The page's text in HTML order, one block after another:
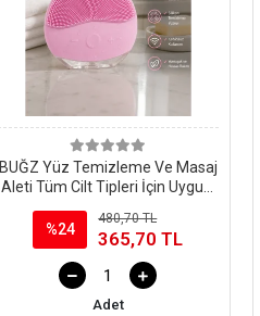
BUĞZ Yüz Temizleme Ve Masaj
Aleti Tüm Cilt Tipleri İçin Uygun,
Kan Dolaşımını Artıran Yeni
Nesil
%24
480,70 TL
365,70 TL
Adet